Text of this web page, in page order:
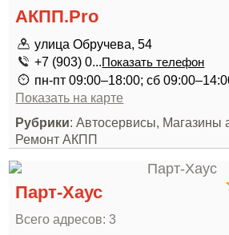
АКПП.Pro
улица Обручева, 54
+7 (903) 0...Показать телефон
пн-пт 09:00–18:00; сб
Показать на карте
Рубрики: Автосервисы, Магазины
Ремонт АКПП
Парт-Хаус
Всего адресов: 3